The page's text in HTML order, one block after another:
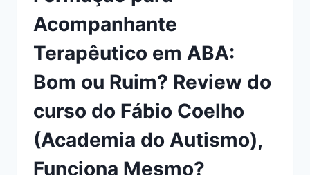
Acompanhante
Terapêutico em ABA:
Bom ou Ruim? Review do
curso do Fábio Coelho
(Academia do Autismo),
Funciona Mesmo?